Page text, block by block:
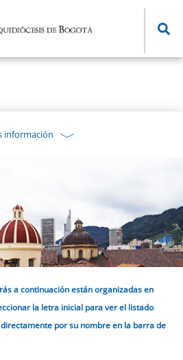
información
a continuación están organizadas en
la letra inicial para ver el listado
por su nombre en la barra de